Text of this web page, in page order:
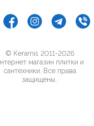
Лубны, Винница,
Житомир, Новоград-
Украины.
© Keramis 2011-2026
магазин плитки и
сантехники. Все права
защищены..